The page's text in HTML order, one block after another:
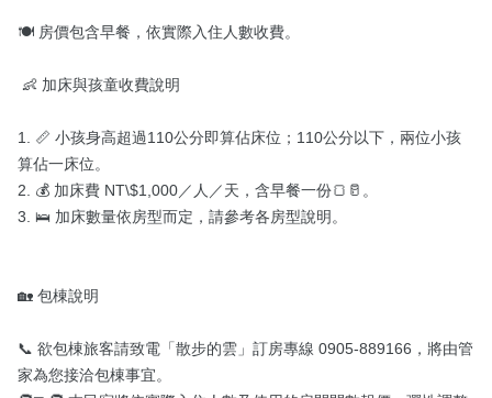
🍽️ 房價包含早餐，依實際入住人數收費。
1. 📏 小孩身高超過110公分即算佔床位；110公分以下，兩位小孩
算佔一床位。
2. 💰 加床費 NT\$1,000／人／天，含早餐一份🍞🥛。
3. 🛌 加床數量依房型而定，請參考各房型說明。
🏡 包棟說明
📞 欲包棟旅客請致電「散步的雲」訂房專線 0905-889166，將由管
家為您接洽包棟事宜。